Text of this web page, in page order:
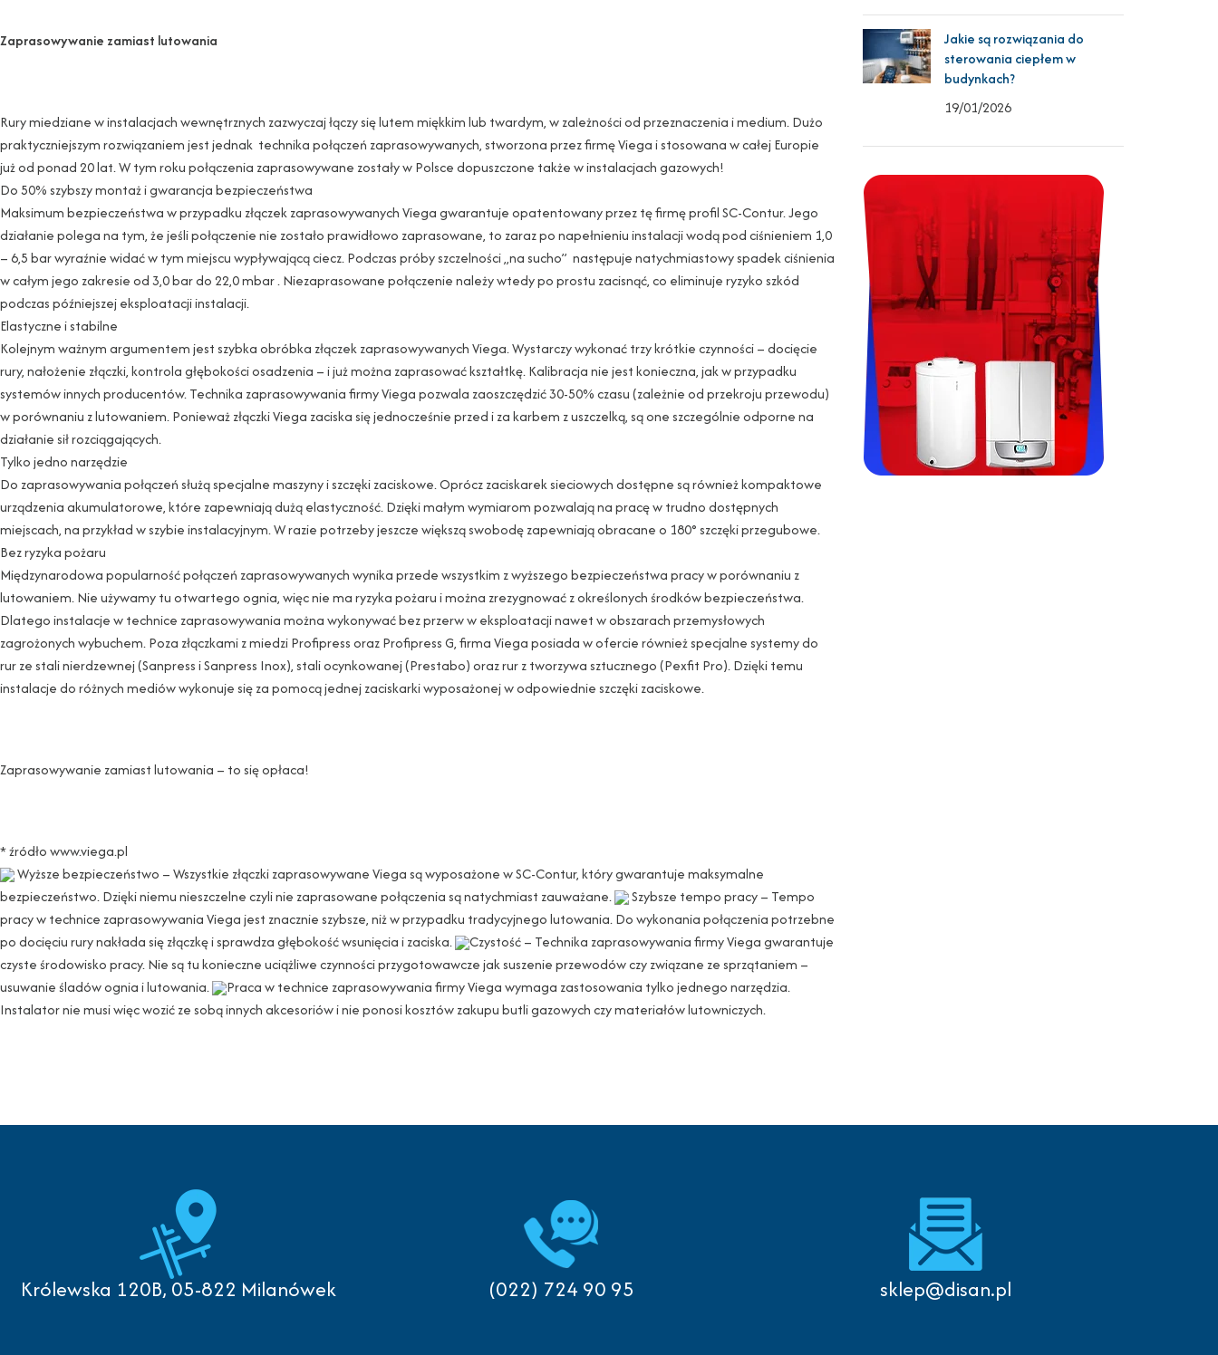
Zaprasowywanie zamiast lutowania
Rury miedziane w instalacjach wewnętrznych zazwyczaj łączy się lutem miękkim lub twardym, w zależności od przeznaczenia i medium. Dużo
praktyczniejszym rozwiązaniem jest jednak technika połączeń zaprasowywanych, stworzona przez firmę Viega i stosowana w całej Europie
już od ponad 20 lat. W tym roku połączenia zaprasowywane zostały w Polsce dopuszczone także w instalacjach gazowych!
Do 50% szybszy montaż i gwarancja bezpieczeństwa
Maksimum bezpieczeństwa w przypadku złączek zaprasowywanych Viega gwarantuje opatentowany przez tę firmę profil SC-Contur. Jego
działanie polega na tym, że jeśli połączenie nie zostało prawidłowo zaprasowane, to zaraz po napełnieniu instalacji wodą pod ciśnieniem 1,0
– 6,5 bar wyraźnie widać w tym miejscu wypływającą ciecz. Podczas próby szczelności „na sucho” następuje natychmiastowy spadek ciśnienia
w całym jego zakresie od 3,0 bar do 22,0 mbar . Niezaprasowane połączenie należy wtedy po prostu zacisnąć, co eliminuje ryzyko szkód
podczas późniejszej eksploatacji instalacji.
Elastyczne i stabilne
Kolejnym ważnym argumentem jest szybka obróbka złączek zaprasowywanych Viega. Wystarczy wykonać trzy krótkie czynności – docięcie
rury, nałożenie złączki, kontrola głębokości osadzenia – i już można zaprasować kształtkę. Kalibracja nie jest konieczna, jak w przypadku
systemów innych producentów. Technika zaprasowywania firmy Viega pozwala zaoszczędzić 30-50% czasu (zależnie od przekroju przewodu)
w porównaniu z lutowaniem. Ponieważ złączki Viega zaciska się jednocześnie przed i za karbem z uszczelką, są one szczególnie odporne na
działanie sił rozciągających.
Tylko jedno narzędzie
Do zaprasowywania połączeń służą specjalne maszyny i szczęki zaciskowe. Oprócz zaciskarek sieciowych dostępne są również kompaktowe
urządzenia akumulatorowe, które zapewniają dużą elastyczność. Dzięki małym wymiarom pozwalają na pracę w trudno dostępnych
miejscach, na przykład w szybie instalacyjnym. W razie potrzeby jeszcze większą swobodę zapewniają obracane o 180° szczęki przegubowe.
Bez ryzyka pożaru
Międzynarodowa popularność połączeń zaprasowywanych wynika przede wszystkim z wyższego bezpieczeństwa pracy w porównaniu z
lutowaniem. Nie używamy tu otwartego ognia, więc nie ma ryzyka pożaru i można zrezygnować z określonych środków bezpieczeństwa.
Dlatego instalacje w technice zaprasowywania można wykonywać bez przerw w eksploatacji nawet w obszarach przemysłowych
zagrożonych wybuchem. Poza złączkami z miedzi Profipress oraz Profipress G, firma Viega posiada w ofercie również specjalne systemy do
rur ze stali nierdzewnej (Sanpress i Sanpress Inox), stali ocynkowanej (Prestabo) oraz rur z tworzywa sztucznego (Pexfit Pro). Dzięki temu
instalacje do różnych mediów wykonuje się za pomocą jednej zaciskarki wyposażonej w odpowiednie szczęki zaciskowe.
Zaprasowywanie zamiast lutowania – to się opłaca!
* źródło www.viega.pl
Wyższe bezpieczeństwo – Wszystkie złączki zaprasowywane Viega są wyposażone w SC-Contur, który gwarantuje maksymalne
bezpieczeństwo. Dzięki niemu nieszczelne czyli nie zaprasowane połączenia są natychmiast zauważane.
Szybsze tempo pracy – Tempo
pracy w technice zaprasowywania Viega jest znacznie szybsze, niż w przypadku tradycyjnego lutowania. Do wykonania połączenia potrzebne
po docięciu rury nakłada się złączkę i sprawdza głębokość wsunięcia i zaciska.
Czystość – Technika zaprasowywania firmy Viega gwarantuje
czyste środowisko pracy. Nie są tu konieczne uciążliwe czynności przygotowawcze jak suszenie przewodów czy związane ze sprzątaniem –
usuwanie śladów ognia i lutowania.
Praca w technice zaprasowywania firmy Viega wymaga zastosowania tylko jednego narzędzia.
Instalator nie musi więc wozić ze sobą innych akcesoriów i nie ponosi kosztów zakupu butli gazowych czy materiałów lutowniczych.
Jakie są rozwiązania do
sterowania ciepłem w
budynkach?
19/01/2026
Królewska 120B, 05-822 Milanówek (022) 724 90 95 sklep@disan.pl